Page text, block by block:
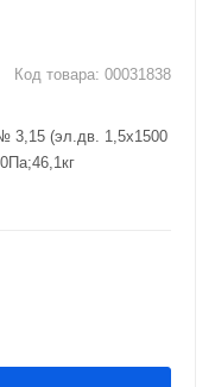
Код товара: 00031838
3,15 (эл.дв. 1,5х1500